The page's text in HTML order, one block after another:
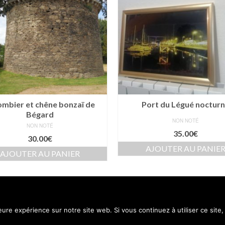
et chêne bonzaï de
Bégard
NON NOTÉ
30.00€
AJOUTER AU PANIER
Port du Légué
NON NOTÉ
35.00€
AJOUTER AU PANIER
Contact
expérience sur notre site web. Si vous continuez à utiliser ce